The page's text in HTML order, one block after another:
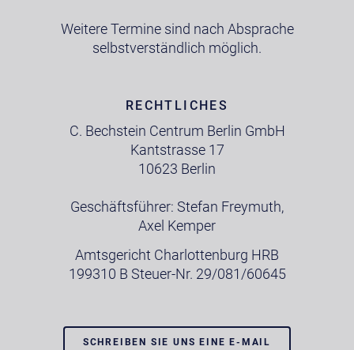
Weitere Termine sind nach Absprache
selbstverständlich möglich.
RECHTLICHES
C. Bechstein Centrum Berlin GmbH
Kantstrasse 17
10623 Berlin
Geschäftsführer: Stefan Freymuth,
Axel Kemper
Amtsgericht Charlottenburg HRB
199310 B Steuer-Nr. 29/081/60645
SCHREIBEN SIE UNS EINE E-MAIL